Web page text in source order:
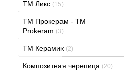
ТМ Ликс (15)
TM Прокерам - ТМ
Prokeram (3)
ТМ Керамик (2)
Композитная черепица (20)